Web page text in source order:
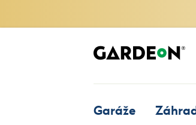
Garáže